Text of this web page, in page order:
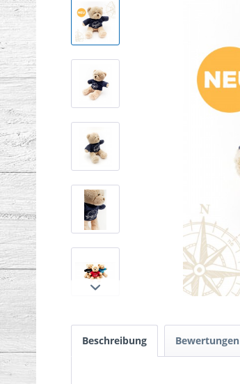
Beschreibung Bewertungen